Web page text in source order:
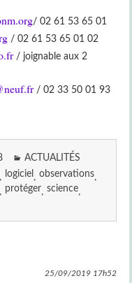
/ 02 61 53 65 01
/ 02 61 53 65 01 02
/ joignable aux 2
/ 02 33 50 01 93
ACTUALITÉS
logiciel
observations
protéger science
25/09/201917h52